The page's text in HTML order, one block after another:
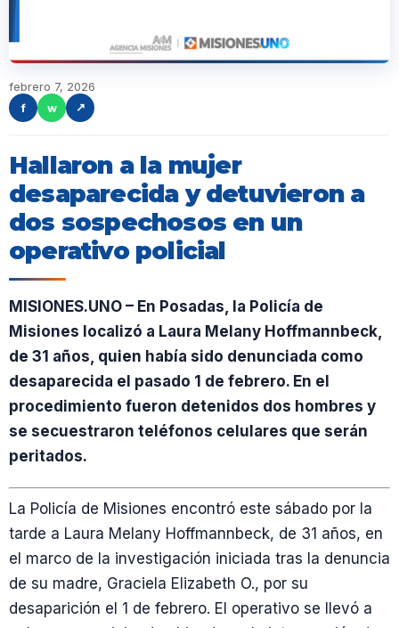
febrero 7, 2026
f
w ↗
Hallaron a la mujer
desaparecida y detuvieron a
dos sospechosos en un
operativo policial
MISIONES.UNO – En Posadas, la Policía de
Misiones localizó a Laura Melany Hoffmannbeck,
de 31 años, quien había sido denunciada como
desaparecida el pasado 1 de febrero. En el
procedimiento fueron detenidos dos hombres y
se secuestraron teléfonos celulares que serán
peritados.
La Policía de Misiones encontró este sábado por la
tarde a Laura Melany Hoffmannbeck, de 31 años, en
el marco de la investigación iniciada tras la denuncia
de su madre, Graciela Elizabeth O., por su
desaparición el 1 de febrero. El operativo se llevó a